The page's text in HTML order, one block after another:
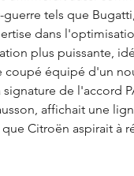
tels que
dans
plus puissante,
équipé d'un
signature de l'accord
affichait une
Citroën aspirait à